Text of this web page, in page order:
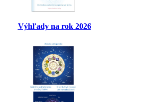
Výhľady na rok 2026